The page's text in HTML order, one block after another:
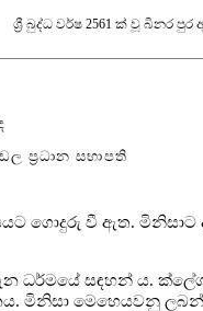
ශ්‍රී බුද්ධ වර්ෂ 2561 ක් වූ බිනර
ප්‍රධාන සභාපති
ගොදුරු වී ඇත.
ධර්මයේ සඳහන් ය. ක්ලේශ
මිනිසා මෙහෙයවනු